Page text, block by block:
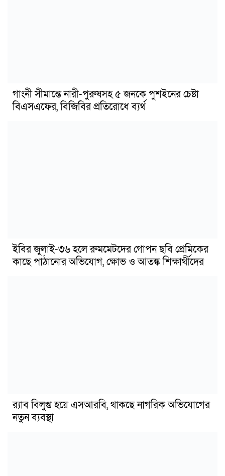
গাংনী সীমান্তে নারী-পুরুষসহ ৫ জনকে পুশইনের চেষ্টা
বিএসএফের, বিজিবির প্রতিরোধে ব্যর্থ
ইবির জুলাই-৩৬ হলে রুমমেটদের গোপন ছবি প্রেমিকের
কাছে পাঠানোর অভিযোগ, ক্ষোভ ও আতঙ্ক শিক্ষার্থীদের
র‍্যাব বিলুপ্ত হয়ে এসআরবি, থাকছে নাগরিক অভিযোগের
নতুন ব্যবস্থা